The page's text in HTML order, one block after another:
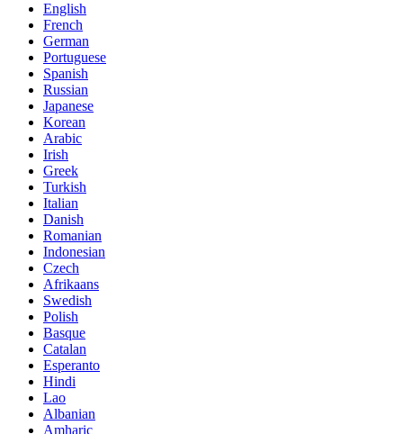
English
French
German
Portuguese
Spanish
Russian
Japanese
Korean
Arabic
Irish
Greek
Turkish
Italian
Danish
Romanian
Indonesian
Czech
Afrikaans
Swedish
Polish
Basque
Catalan
Esperanto
Hindi
Lao
Albanian
Amharic